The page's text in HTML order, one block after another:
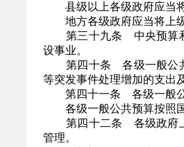
县级以上各级政府应当将
地方各级政府应当将上级
第三十九条 中央预算和
设事业。
第四十条 各级一般公共
等突发事件处理增加的支出
第四十一条 各级一般公
各级一般公共预算按照国
第四十二条 各级政府上
管理。